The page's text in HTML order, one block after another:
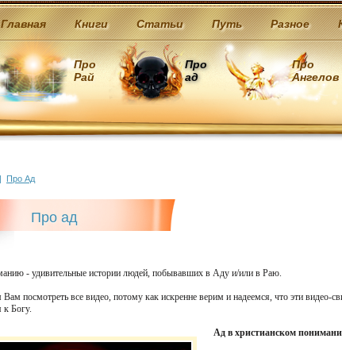
Главная Книги Статьи Путь Разное
Про
Рай
Про
ад
Про
Ангелов
| Про Ад
Про ад
- удивительные истории людей, побывавших в Аду и/или в Раю.
посмотреть все видео, потому как искренне верим и надеемся, что эти видео-
к Богу.
Ад в христианском